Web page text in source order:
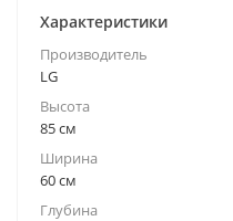
Характеристики
Производитель
LG
Высота
85 см
Ширина
60 см
Глубина